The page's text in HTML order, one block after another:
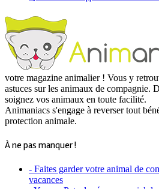
votre magazine animalier ! Vous y
astuces sur les animaux de compagnie.
soignez vos animaux en toute facilité.
Animaniacs s'engage à reverser tout
protection animale.
À ne pas manquer !
- Faites garder votre animal de
vacances